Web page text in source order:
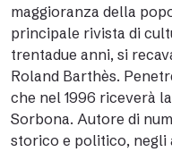
maggioranza della
principale rivista di
trentadue anni, si
Roland Barthès.
che nel 1996 riceverà
Sorbona. Autore di
storico e politico, negli